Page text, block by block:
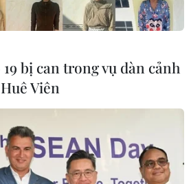
bị can trong vụ dàn cảnh
Viên